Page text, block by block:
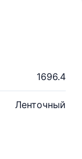
1696.4
Ленточный